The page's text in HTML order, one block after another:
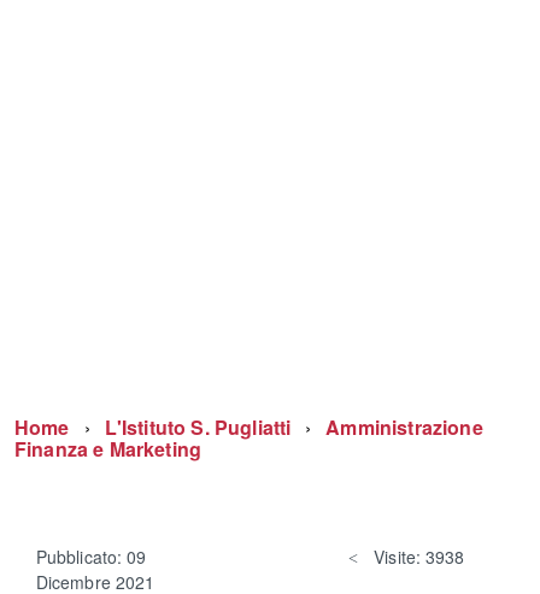
Home L'Istituto S. Pugliatti Amministrazione
Finanza e Marketing
Pubblicato: 09
Dicembre 2021
Visite: 3938